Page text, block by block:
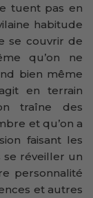
tuent pas en
habitude
se couvrir de
qu’on ne
bien même
en terrain
traîne des
et qu’on a
faisant les
se réveiller un
personnalité
et autres